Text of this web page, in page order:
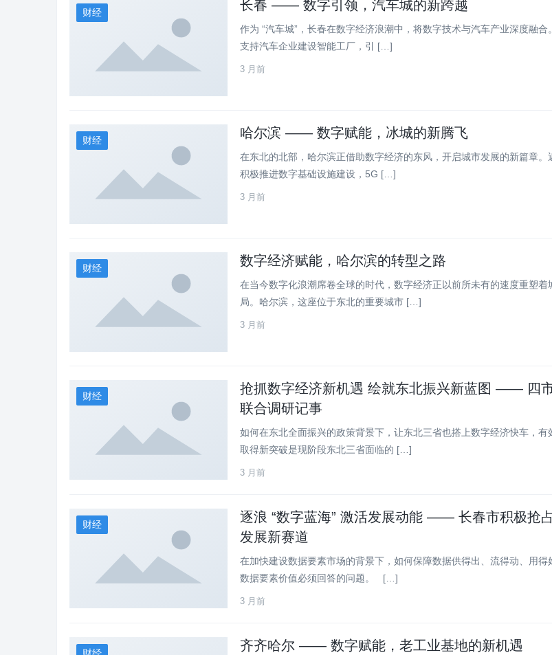
财经 长春 —— 数字引领，汽车城的新跨越
作为 “汽车城”，长春在数字经济浪潮中，将数字技术与汽车产业深度融合
支持汽车企业建设智能工厂，引 […]
3 月前
财经 哈尔滨 —— 数字赋能，冰城的新腾飞
在东北的北部，哈尔滨正借助数字经济的东风，开启城市发展的新篇章。
积极推进数字基础设施建设，5G […]
3 月前
财经 数字经济赋能，哈尔滨的转型之路
在当今数字化浪潮席卷全球的时代，数字经济正以前所未有的速度重塑着
局。哈尔滨，这座位于东北的重要城市 […]
3 月前
财经
抢抓数字经济新机遇 绘就东北振兴新蓝图 —— 四
联合调研记事
如何在东北全面振兴的政策背景下，让东北三省也搭上数字经济快车，有
取得新突破是现阶段东北三省面临的 […]
3 月前
财经
逐浪 “数字蓝海” 激活发展动能 —— 长春市积极抢
发展新赛道
在加快建设数据要素市场的背景下，如何保障数据供得出、流得动、用得
数据要素价值必须回答的问题。 […]
3 月前
齐齐哈尔 —— 数字赋能，老工业基地的新机遇